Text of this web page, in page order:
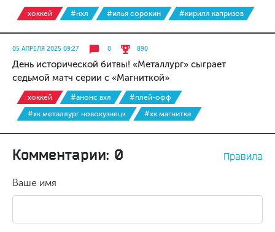
хоккей #нхл #илья сорокин #кирилл капризов
05 АПРЕЛЯ 2025 09:27 0 890
День исторической битвы! «Металлург» сыграет
седьмой матч серии с «Магниткой»
хоккей #анонс вхл
#плей-офф
#хк металлург новокузнецк
#хк магнитка
Комментарии: 0 Правила
Ваше имя